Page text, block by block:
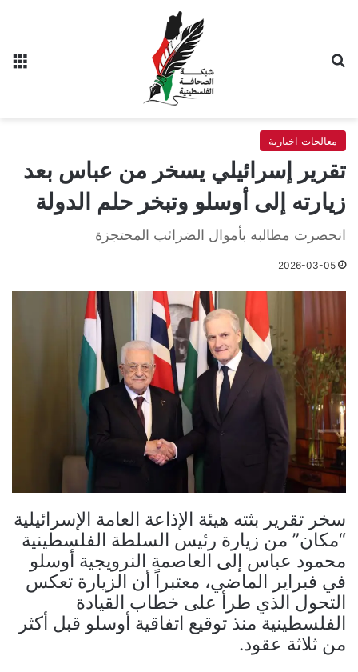
معالجات اخبارية
تقرير إسرائيلي يسخر من عباس بعد
زيارته إلى أوسلو وتبخر حلم الدولة
انحصرت مطالبه بأموال الضرائب المحتجزة
2026-03-05
سخر تقرير بثته هيئة الإذاعة العامة الإسرائيلية
“مكان” من زيارة رئيس السلطة الفلسطينية
محمود عباس إلى العاصمة النرويجية أوسلو
في فبراير الماضي، معتبراً أن الزيارة تعكس
التحول الذي طرأ على خطاب القيادة
الفلسطينية منذ توقيع اتفاقية أوسلو قبل أكثر
من ثلاثة عقود.